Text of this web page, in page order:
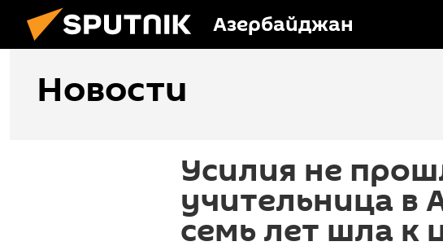
Азербайджан
Новости
Усилия не
учительница в
семь лет шла к